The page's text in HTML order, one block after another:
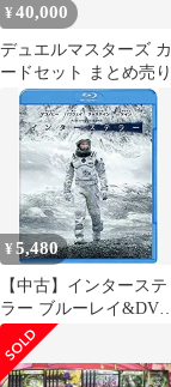
¥40,000
デュエルマスターズ カ
ードセット まとめ売り
¥5,480
【中古】インターステ
ラー ブルーレイ&DVD
セット(初回限定生産/3
枚組/デジタルコピー
付) [Blu-ray]